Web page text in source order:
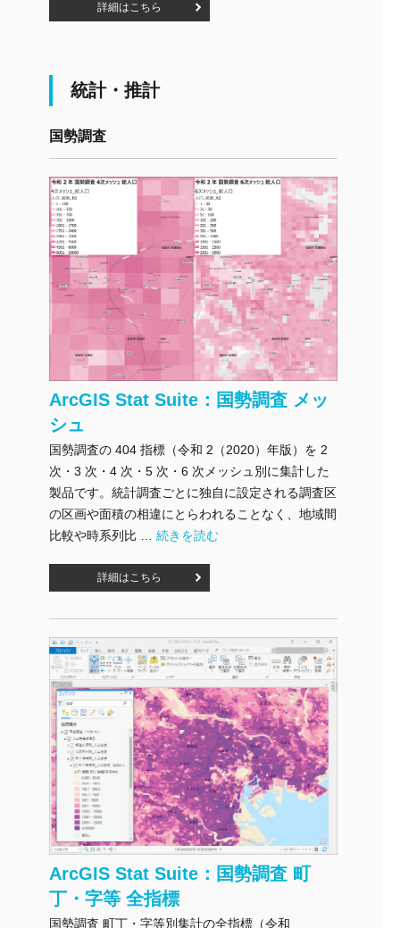
詳細はこちら
統計・推計
国勢調査
ArcGIS Stat Suite：国勢調査 メッ
シュ
国勢調査の 404 指標（令和 2（2020）年版）を 2
次・3 次・4 次・5 次・6 次メッシュ別に集計した
製品です。統計調査ごとに独自に設定される調査区
の区画や面積の相違にとらわれることなく、地域間
比較や時系列比 … "ArcGIS Stat Suite：国勢調査 メッシュ" の
続きを読む
詳細はこちら
ArcGIS Stat Suite：国勢調査 町
丁・字等 全指標
国勢調査 町丁・字等別集計の全指標（令和